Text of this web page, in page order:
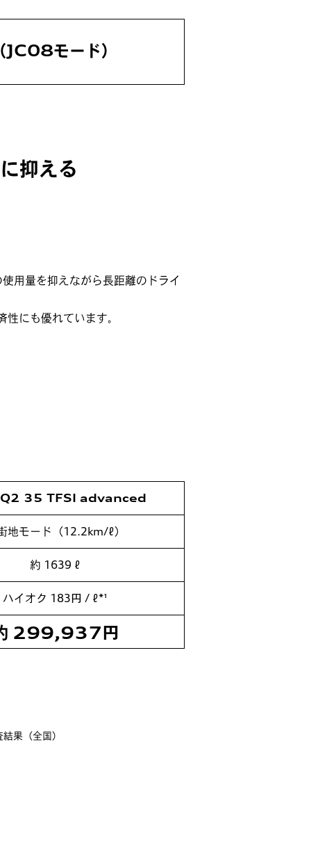
モード）
抑える
用量を抑えながら長距離のドライ
にも優れています。
35 TFSI advanced
地モード （12.2km/ℓ）
約 1639 ℓ
ハイオク 183円 / ℓ*¹
299,937円
果（全国）